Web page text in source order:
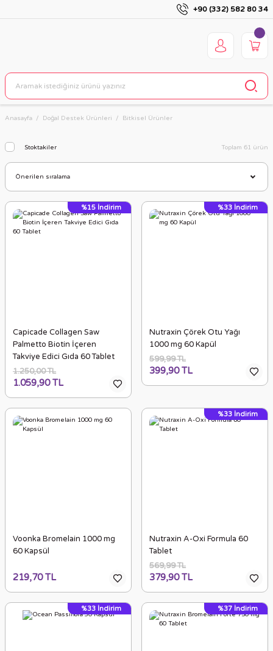
+90 (332) 582 80 34
Anasayfa Doğal Destek Ürünleri Bitkisel Ürünler
Stoktakiler Toplam 61 ürün
%15 İndirim
Capicade Collagen Saw
Palmetto Biotin İçeren
Takviye Edici Gıda 60 Tablet
1.250,00 TL
1.059,90 TL
%33 İndirim
Nutraxin Çörek Otu Yağı
1000 mg 60 Kapül
599,99 TL
399,90 TL
Voonka Bromelain 1000 mg
60 Kapsül
219,70 TL
%33 İndirim
Nutraxin A-Oxi Formula 60
Tablet
569,99 TL
379,90 TL
%33 İndirim %37 İndirim